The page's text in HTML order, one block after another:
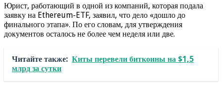
Юрист, работающий в одной из компаний, которая подала
заявку на Ethereum-ETF, заявил, что дело «дошло до
финального этапа». По его словам, для утверждения
документов осталось не более чем неделя или две.
Читайте также: Киты перевели биткоины на $1,5
млрд за сутки